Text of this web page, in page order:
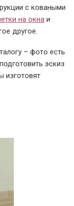
с коваными
на окна и
другое.
– фото есть
эскиз
изготовят